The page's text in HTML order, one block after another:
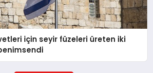
için seyir füzeleri üreten iki